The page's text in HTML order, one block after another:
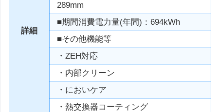
詳細
289mm
■期間消費電力量(年間)：694kWh
■その他機能等
・ZEH対応
・内部クリーン
・においケア
・熱交換器コーティング